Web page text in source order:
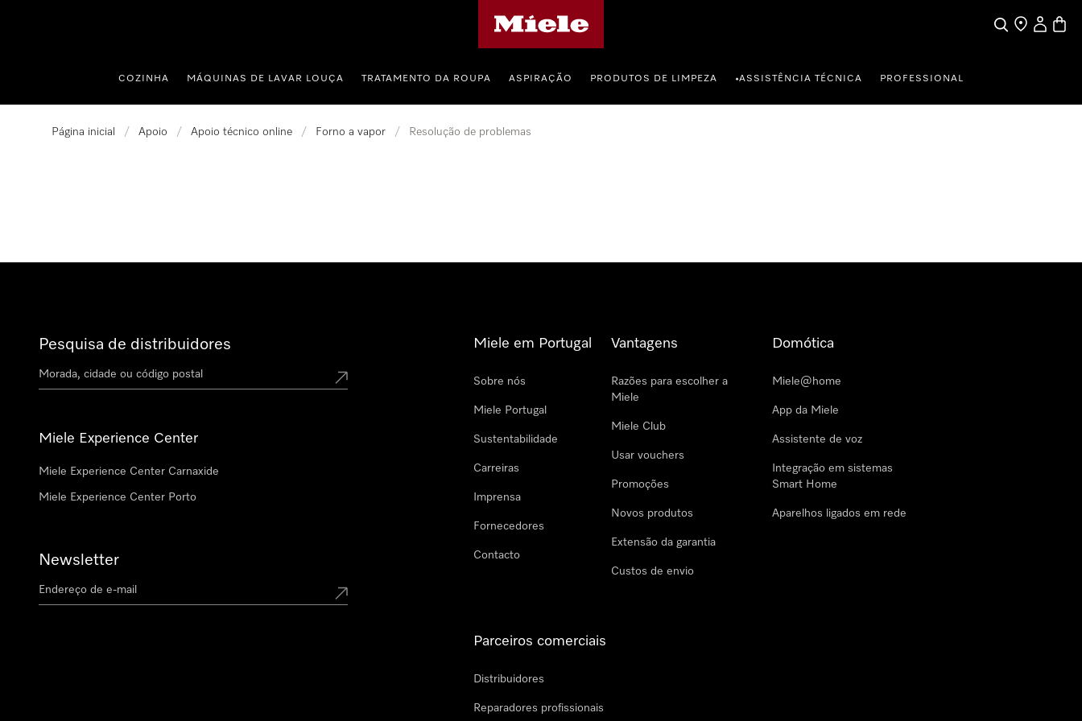
PesquisaEncontrar loja
A minha
COZINHA MÁQUINAS DE LAVAR LOUÇA TRATAMENTO DA ROUPA ASPIRAÇÃO PRODUTOS DE LIMPEZA •ASSISTÊNCIA TÉCNICA PROFESSIONAL
Página inicial / Apoio / Apoio técnico online / Forno a vapor / Resolução de problemas
Pesquisa de distribuidores
Miele Experience Center
Miele Experience Center Carnaxide
Miele Experience Center Porto
Newsletter
Miele em Portugal
Sobre nós
Miele Portugal
Sustentabilidade
Carreiras
Imprensa
Fornecedores
Contacto
Vantagens
Razões para escolher a
Miele
Miele Club
Usar vouchers
Promoções
Novos produtos
Extensão da garantia
Custos de envio
Domótica
Miele@home
App da Miele
Assistente de voz
Integração em sistemas
Smart Home
Aparelhos ligados em rede
Parceiros comerciais
Distribuidores
Reparadores profissionais